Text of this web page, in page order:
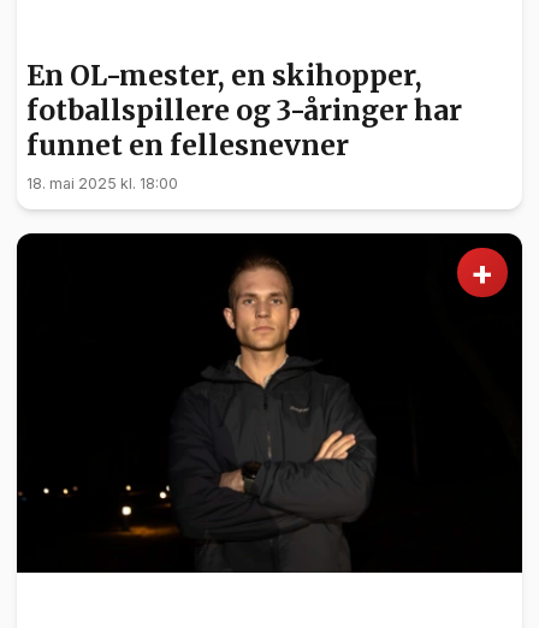
En OL-mester, en skihopper,
fotballspillere og 3-åringer har
funnet en fellesnevner
18. mai 2025 kl. 18:00
+